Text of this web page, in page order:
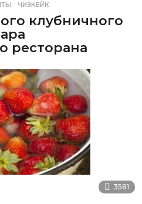
,ЧИЗКЕЙК
клубничного
ресторана
3581